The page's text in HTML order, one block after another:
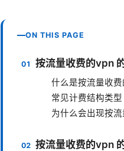
ON THIS PAGE
按流量收费的vpn
什么是按流量收费
常见计费结构类型
为什么会出现按
按流量收费的vpn